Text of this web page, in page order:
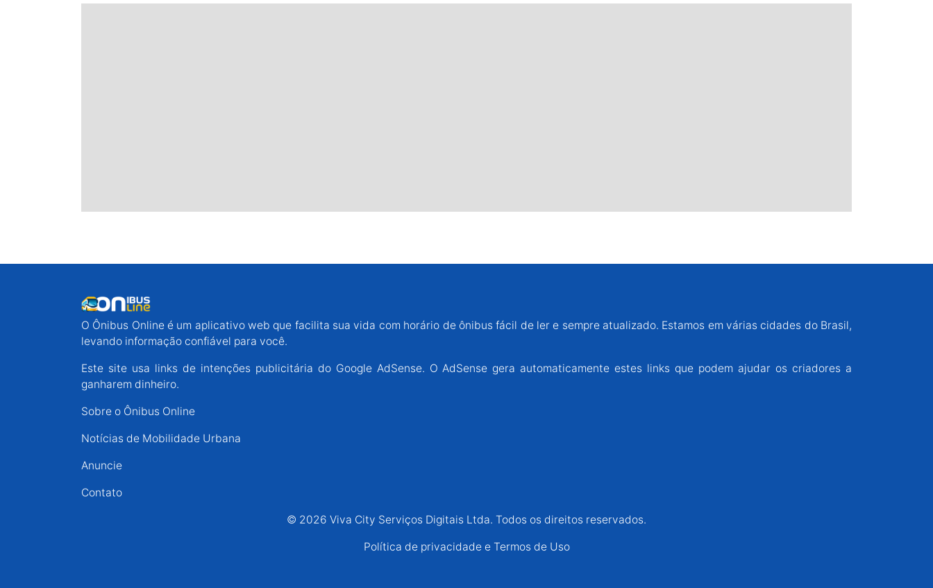
O Ônibus Online é um aplicativo web que facilita sua vida com horário de ônibus fácil de ler e sempre atualizado. Estamos em várias cidades do Brasil,
levando informação confiável para você.
Este site usa links de intenções publicitária do Google AdSense. O AdSense gera automaticamente estes links que podem ajudar os criadores a
ganharem dinheiro.
Sobre o Ônibus Online
Notícias de Mobilidade Urbana
Anuncie
Contato
© 2026 Viva City Serviços Digitais Ltda. Todos os direitos reservados.
Política de privacidade e Termos de Uso